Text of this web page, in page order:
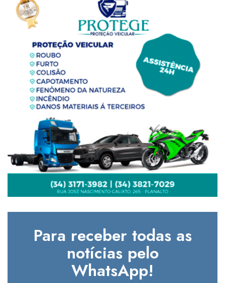
Para receber todas as
notícias pelo
WhatsApp!